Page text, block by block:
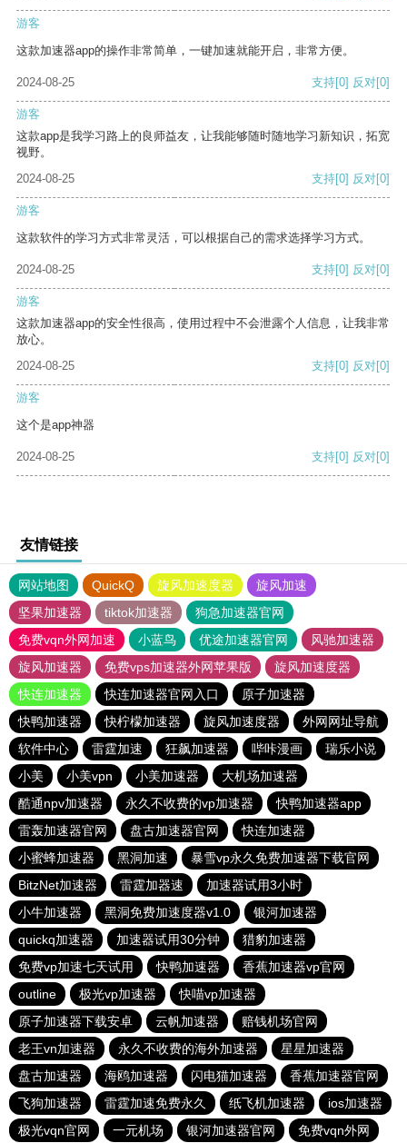
游客
这款加速器app的操作非常简单，一键加速就能开启，非常方便。
2024-08-25 支持[0] 反对[0]
游客
这款app是我学习路上的良师益友，让我能够随时随地学习新知识，拓宽
视野。
2024-08-25
支持[0] 反对[0]
游客
这款软件的学习方式非常灵活，可以根据自己的需求选择学习方式。
2024-08-25 支持[0] 反对[0]
游客
这款加速器app的安全性很高，使用过程中不会泄露个人信息，让我非常
放心。
2024-08-25
支持[0] 反对[0]
游客
这个是app神器
2024-08-25 支持[0] 反对[0]
友情链接
网站地图 QuickQ 旋风加速度器
旋风加速
坚果加速器
tiktok加速器
狗急加速器官网
免费vqn外网加速
小蓝鸟 优途加速器官网
风驰加速器
旋风加速器
免费vps加速器外网苹果版
旋风加速度器
快连加速器
快连加速器官网入口
原子加速器
快鸭加速器
快柠檬加速器 旋风加速度器
外网网址导航
软件中心
雷霆加速 狂飙加速器 哔咔漫画
瑞乐小说
小美
小美vpn 小美加速器
大机场加速器
酷通npv加速器
永久不收费的vp加速器
快鸭加速器app
雷轰加速器官网
盘古加速器官网
快连加速器
小蜜蜂加速器
黑洞加速
暴雪vp永久免费加速器下载官网
BitzNet加速器
雷霆加器速
加速器试用3小时
小牛加速器
黑洞免费加速度器v1.0
银河加速器
quickq加速器
加速器试用30分钟
猎豹加速器
免费vp加速七天试用
快鸭加速器
香蕉加速器vp官网
outline
极光vp加速器
快喵vp加速器
原子加速器下载安卓
云帆加速器
赔钱机场官网
老王vn加速器
永久不收费的海外加速器
星星加速器
盘古加速器
海鸥加速器 闪电猫加速器
香蕉加速器官网
飞狗加速器
雷霆加速免费永久 纸飞机加速器
ios加速器
极光vqn官网
一元机场 银河加速器官网 免费vqn外网